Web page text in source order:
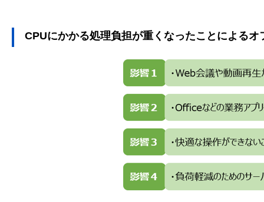
CPUにかかる処理負担が重くなったことによる